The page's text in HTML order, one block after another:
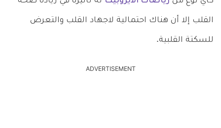
القلب إلا أن هناك احتمالية لاجهاد القلب والتعرض
للسكتة القلبية.
ADVERTISEMENT